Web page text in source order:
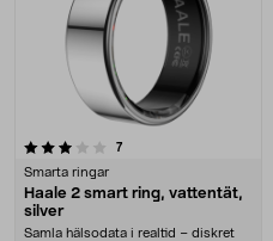
7recensioner
Smarta ringar
Haale 2 smart ring, vattentät,
silver
Samla hälsodata i realtid – diskret
4.5 av 5 stjärnor